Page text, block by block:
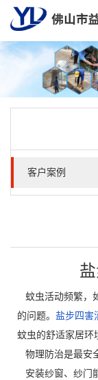
客户案例
蚊虫活动频繁，
的问题。 盐步四害
蚊虫的舒适家居环
物理防治是最安
安装纱窗、纱门